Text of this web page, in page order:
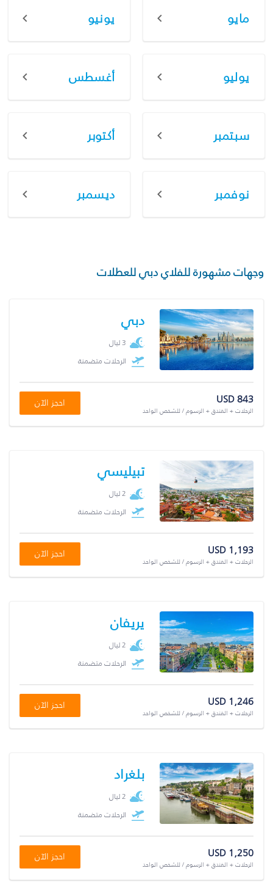
مايو يونيو
يوليو أغسطس
سبتمبر أكتوبر
نوفمبر ديسمبر
وجهات مشهورة للفلاي دبي للعطلات
دبي
3 ليال
الرحلات متضمنة
USD 843
الرحلات + الفندق + الرسوم / للشخص الواحد
احجز الآن
تبيليسي
2 ليال
الرحلات متضمنة
USD 1,193
الرحلات + الفندق + الرسوم / للشخص الواحد
احجز الآن
يريفان
2 ليال
الرحلات متضمنة
USD 1,246
الرحلات + الفندق + الرسوم / للشخص الواحد
احجز الآن
بلغراد
2 ليال
الرحلات متضمنة
USD 1,250
الرحلات + الفندق + الرسوم / للشخص الواحد
احجز الآن